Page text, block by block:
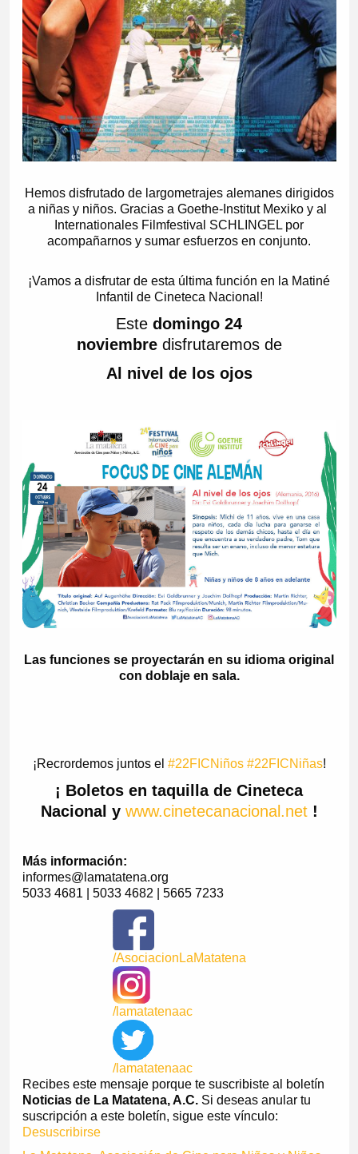
Hemos disfrutado de largometrajes alemanes dirigidos
a niñas y niños. Gracias a Goethe-Institut Mexiko y al
Internationales Filmfestival SCHLINGEL por
acompañarnos y sumar esfuerzos en conjunto.
¡Vamos a disfrutar de esta última función en la Matiné
Infantil de Cineteca Nacional!
Este domingo 24
noviembredisfrutaremos de
Al nivel de los ojos
Las funciones se proyectarán en su idioma original
con doblaje en sala.
¡Recrordemos juntos el #22FICNiños #22FICNiñas!
¡ Boletos en taquilla de Cineteca
Nacional y www.cinetecanacional.net!
Más información:
informes@lamatatena.org
5033 4681 | 5033 4682 | 5665 7233
/AsociacionLaMatatena
/lamatatenaac
/lamatatenaac
Recibes este mensaje porque te suscribiste al boletín
Noticias de La Matatena, A.C.Si deseas anular tu
suscripción a este boletín, sigue este vínculo:
Desuscribirse